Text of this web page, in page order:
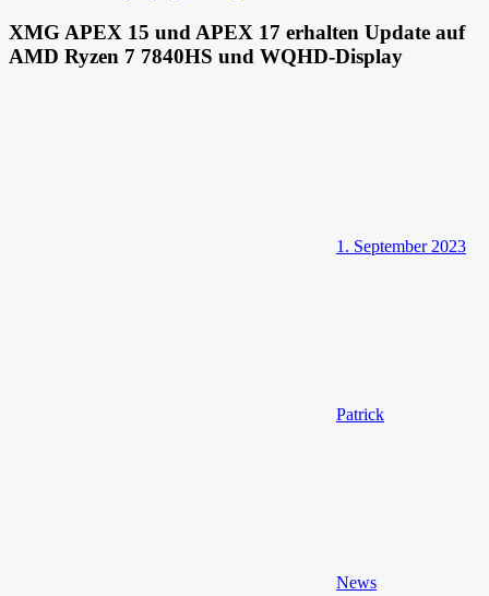
XMG APEX 15 und APEX 17 erhalten Update auf
AMD Ryzen 7 7840HS und WQHD-Display
1. September 2023
Patrick
News